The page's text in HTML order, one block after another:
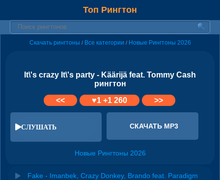
Топ Рингтон
Скачать рингтоны / Все категории / Новые Рингтоны 2026
It\'s crazy It\'s party - Käärijä feat. Tommy Cash
рингтон
<<
♥1 +1 260 >>
СЛУШАТЬ СКАЧАТЬ MP3
Новые Рингтоны 2026
Fake - Imanbek, Crazy Donkey, Brando feat. Paradigm